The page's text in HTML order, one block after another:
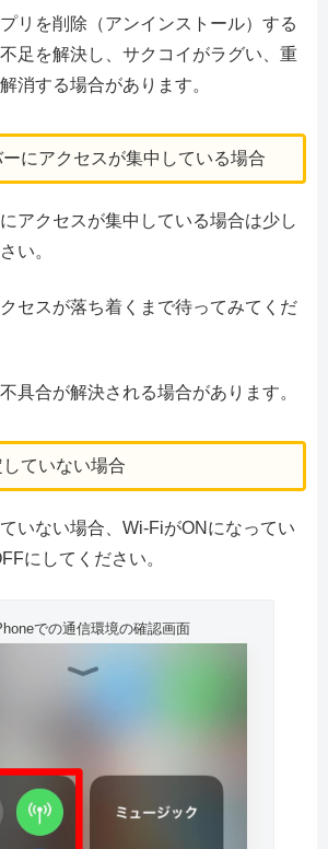
リを削除（アンインストール）する
足を解決し、サクコイがラグい、重
消する場合があります。
にアクセスが集中している場合
アクセスが集中している場合は少し
い。
セスが落ち着くまで待ってみてくだ
具合が解決される場合があります。
ていない場合
いない場合、Wi-FiがONになってい
にしてください。
での通信環境の確認画面